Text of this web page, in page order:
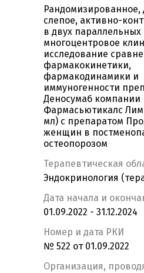
Рандомизированное,
слепое, активно-
в двух параллельных
многоцентровое
исследование
фармакокинетики,
фармакодинамики и
иммуногенности
Деносумаб компании
Фармасьютикалс
мл) с препаратом
женщин в
остеопорозом
Терапевтическая
Эндокринология
Дата начала и
01.09.2022 - 31.12.2024
Номер и дата РКИ
№ 522 от 01.09.2022
Организация,